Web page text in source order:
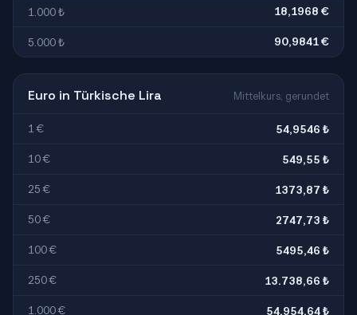
1.000 ₺ 18,1968 €
5.000 ₺ 90,9841 €
Euro in Türkische Lira Mittelkurs, gerundet
1 € 54,9546 ₺
10 € 549,55 ₺
25 € 1373,87 ₺
50 € 2747,73 ₺
100 € 5495,46 ₺
250 € 13.738,66 ₺
1.000 € 54.954,64 ₺